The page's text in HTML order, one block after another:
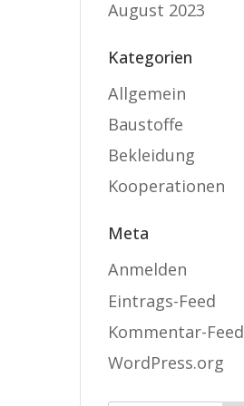
August 2023
Kategorien
Allgemein
Baustoffe
Bekleidung
Kooperationen
Meta
Anmelden
Eintrags-Feed
Kommentar-Feed
WordPress.org